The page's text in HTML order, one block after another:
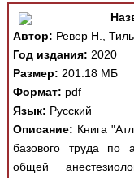
Автор: Ревер Н.,
Год издания: 2020
Размер: 201.18 МБ
Формат: pdf
Язык: Русский
Описание: Книга
базового труда по
общей